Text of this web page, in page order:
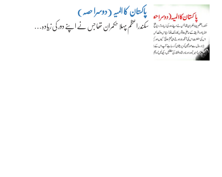
پاکستان کا المیہ (دوسرا حصہ)
سکندراعظم پہلا حکمران تھا جس نے اپنے دور کی زیادہ…